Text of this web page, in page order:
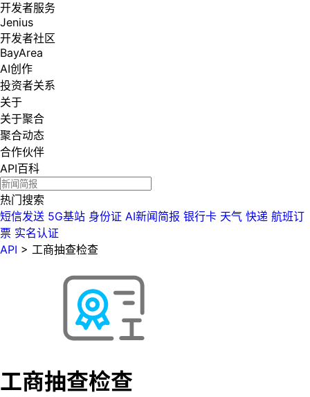
开发者服务
Jenius
开发者社区
BayArea
AI创作
投资者关系
关于
关于聚合
聚合动态
合作伙伴
API百科
热门搜索
短信发送 5G基站 身份证 AI新闻简报 银行卡 天气 快递 航班订
票 实名认证
API > 工商抽查检查
工商抽查检查